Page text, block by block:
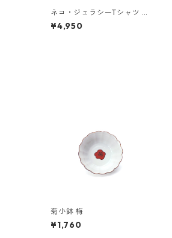
ネコ・ジェラシーTシャツ ち
ゃとら（グレージュ）
¥4,950
菊小鉢 梅
¥1,760